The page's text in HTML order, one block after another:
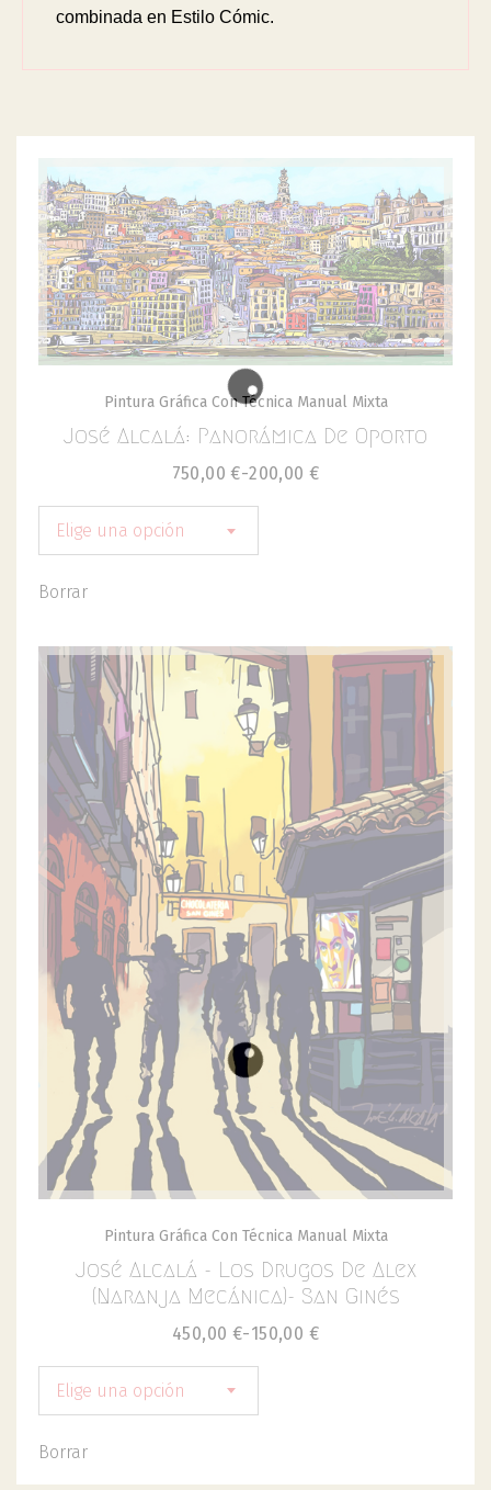
combinada en Estilo Cómic.
Pintura Gráfica Con Técnica Manual Mixta
José Alcalá: Panorámica De Oporto
200,00 €
-
750,00 €
Elige una opción
Borrar
Pintura Gráfica Con Técnica Manual Mixta
José Alcalá - Los Drugos De Alex
(Naranja Mecánica)- San Ginés
150,00 €
-
450,00 €
Elige una opción
Borrar